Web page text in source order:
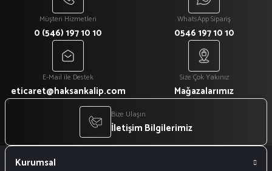
Müşteri Hizmetleri
0 (546) 197 10 10
WhatsApp Sipariş
0546 197 10 10
E-Mail ile Destek
eticaret@haksankalip.com
Size Çok Yakınız
Mağazalarımız
Bize Ulaşın
İletişim Bilgilerimiz
Kurumsal